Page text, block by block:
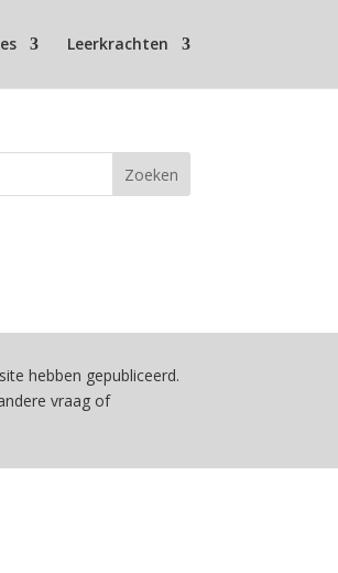
Leerkrachten
hebben gepubliceerd.
vraag of